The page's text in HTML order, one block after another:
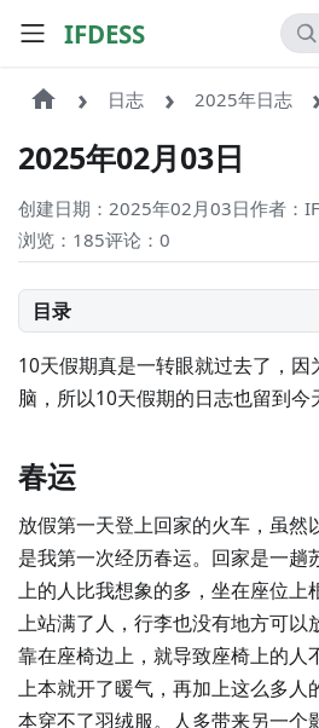
IFDESS
日志 2025年日志
2025年02月03日
创建日期：2025年02月03日作者：
浏览：185评论：0
目录
10天假期真是一转眼就过去了，
脑，所以10天假期的日志也留到今
春运
放假第一天登上回家的火车，虽然
是我第一次经历春运。回家是一趟
上的人比我想象的多，坐在座位上
上站满了人，行李也没有地方可以
靠在座椅边上，就导致座椅上的人
上本就开了暖气，再加上这么多人
本穿不了羽绒服。人多带来另一个